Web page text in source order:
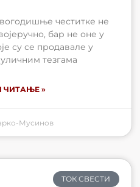
честитке не
бар не оне у
су се продавале у
тезгама
ЧИТАЊЕ »
Мусинов
ТОК СВЕСТИ